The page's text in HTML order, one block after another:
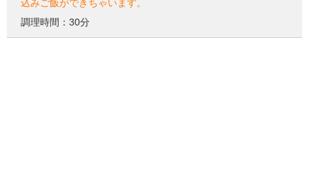
込みご飯ができちゃいます。
調理時間：30分